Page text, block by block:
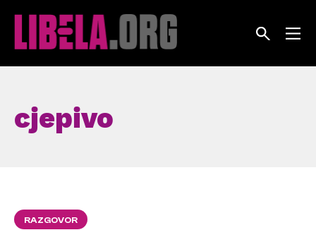
cjepivo
RAZGOVOR